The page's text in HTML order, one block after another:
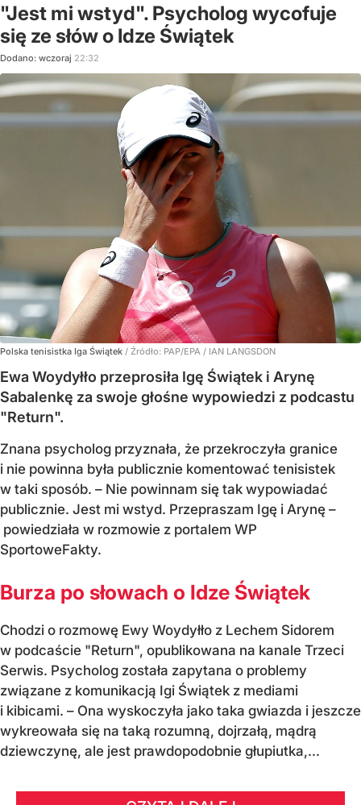
"Jest mi wstyd". Psycholog wycofuje
się ze słów o Idze Świątek
Dodano: wczoraj 22:32
Polska tenisistka Iga Świątek / Źródło: PAP/EPA / IAN LANGSDON
Ewa Woydyłło przeprosiła Igę Świątek i Arynę
Sabalenkę za swoje głośne wypowiedzi z podcastu
"Return".
Znana psycholog przyznała, że przekroczyła granice
i nie powinna była publicznie komentować tenisistek
w taki sposób. – Nie powinnam się tak wypowiadać
publicznie. Jest mi wstyd. Przepraszam Igę i Arynę –
powiedziała w rozmowie z portalem WP
SportoweFakty.
Burza po słowach o Idze Świątek
Chodzi o rozmowę Ewy Woydyłło z Lechem Sidorem
w podcaście "Return", opublikowana na kanale Trzeci
Serwis. Psycholog została zapytana o problemy
związane z komunikacją Igi Świątek z mediami
i kibicami. – Ona wyskoczyła jako taka gwiazda i jeszcze
wykreowała się na taką rozumną, dojrzałą, mądrą
dziewczynę, ale jest prawdopodobnie głupiutka,...